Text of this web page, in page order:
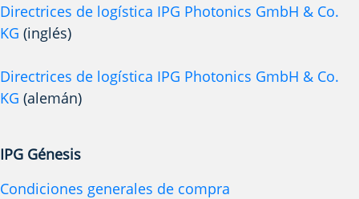
Directrices de logística IPG Photonics GmbH & Co.
KG (inglés)
Directrices de logística IPG Photonics GmbH & Co.
KG (alemán)
IPG Génesis
Condiciones generales de compra